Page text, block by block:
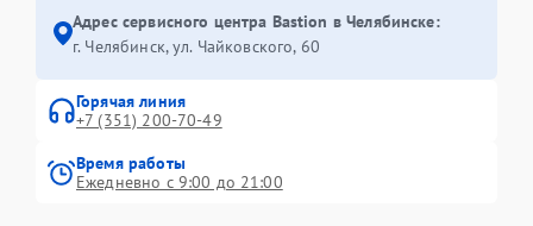
Адрес сервисного центра Bastion в Челябинске:
г. Челябинск, ул. Чайковского, 60
Горячая линия
+7 (351) 200-70-49
Время работы
Ежедневно с 9:00 до 21:00